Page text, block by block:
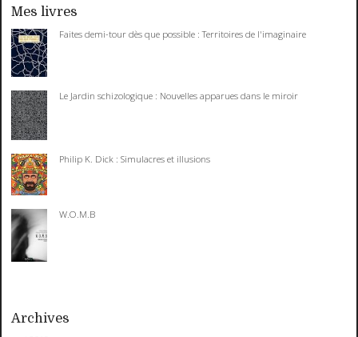
Mes livres
Faites demi-tour dès que possible : Territoires de l'imaginaire
Le Jardin schizologique : Nouvelles apparues dans le miroir
Philip K. Dick : Simulacres et illusions
W.O.M.B
Archives